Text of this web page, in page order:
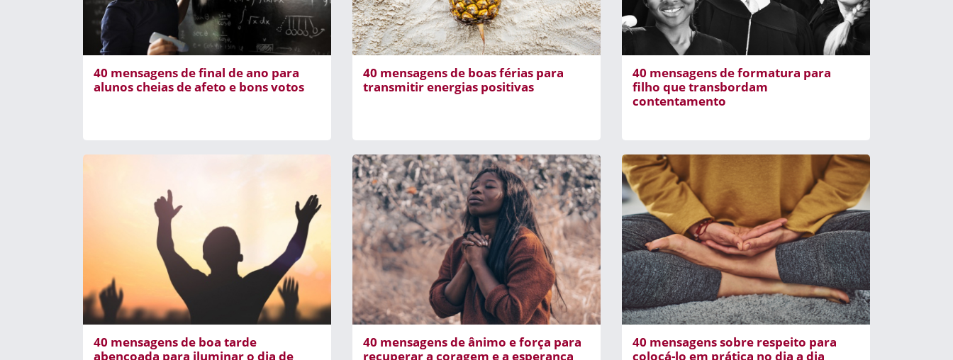
40 mensagens de final de ano para
alunos cheias de afeto e bons votos
40 mensagens de boas férias para
transmitir energias positivas
40 mensagens de formatura para
filho que transbordam
contentamento
40 mensagens de boa tarde
abençoada para iluminar o dia de
40 mensagens de ânimo e força para
recuperar a coragem e a esperança
40 mensagens sobre respeito para
colocá-lo em prática no dia a dia